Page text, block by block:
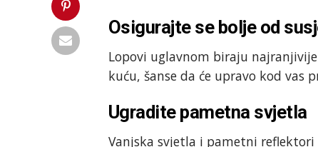
Osigurajte se bolje od
Lopovi uglavnom biraju
kuću, šanse da će upravo kod vas
Ugradite pametna svjetla
Vanjska svjetla i pametni